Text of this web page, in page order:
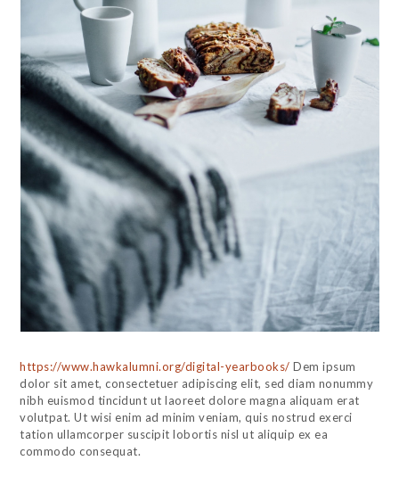
https://www.hawkalumni.org/digital-yearbooks/ Dem ipsum
dolor sit amet, consectetuer adipiscing elit, sed diam nonummy
nibh euismod tincidunt ut laoreet dolore magna aliquam erat
volutpat. Ut wisi enim ad minim veniam, quis nostrud exerci
tation ullamcorper suscipit lobortis nisl ut aliquip ex ea
commodo consequat.